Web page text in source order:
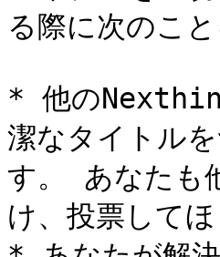
る際に次のこ
* 他の
潔なタイトル
す。 あなたも
け、投票して